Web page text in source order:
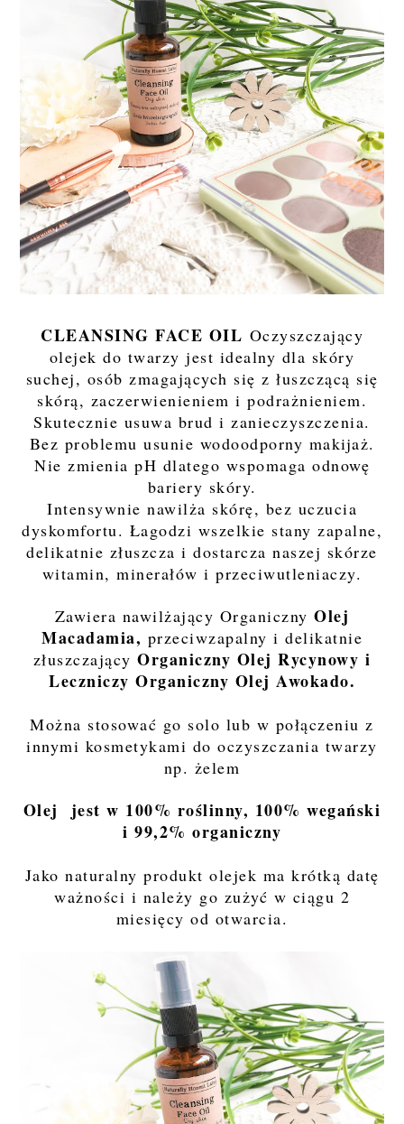
CLEANSING FACE OIL Oczyszczający
olejek do twarzy jest idealny dla skóry
suchej, osób zmagających się z łuszczącą się
skórą, zaczerwienieniem i podrażnieniem.
Skutecznie usuwa brud i zanieczyszczenia.
Bez problemu usunie wodoodporny makijaż.
Nie zmienia pH dlatego wspomaga odnowę
bariery skóry.
Intensywnie nawilża skórę, bez uczucia
dyskomfortu. Łagodzi wszelkie stany zapalne,
delikatnie złuszcza i dostarcza naszej skórze
witamin, minerałów i przeciwutleniaczy.
Zawiera nawilżający OrganicznyOlej
Macadamia, przeciwzapalny i delikatnie
złuszczający Organiczny Olej Rycynowy i
Leczniczy Organiczny Olej Awokado.
Można stosować go solo lub w połączeniu z
innymi kosmetykami do oczyszczania twarzy
np. żelem
Olej jest w 100% roślinny, 100% wegański
i 99,2% organiczny
Jako naturalny produkt olejek ma krótką datę
ważności i należy go zużyć w ciągu 2
miesięcy od otwarcia.